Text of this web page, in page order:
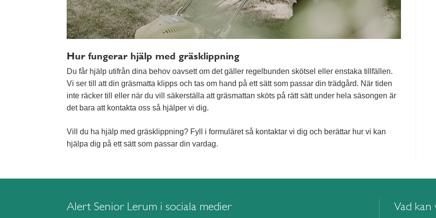
Hur fungerar hjälp med gräsklippning
Du får hjälp utifrån dina behov oavsett om det gäller regelbunden skötsel eller enstaka tillfällen.
Vi ser till att din gräsmatta klipps och tas om hand på ett sätt som passar din trädgård. När tiden
inte räcker till eller när du vill säkerställa att gräsmattan sköts på rätt sätt under hela säsongen är
det bara att kontakta oss så hjälper vi dig.
Vill du ha hjälp med gräsklippning? Fyll i formuläret så kontaktar vi dig och berättar hur vi kan
hjälpa dig på ett sätt som passar din vardag.
Alert Senior Lerum i sociala medier Vad kan